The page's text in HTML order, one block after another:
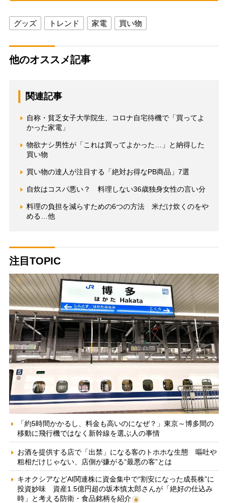
グッズ トレンド 家電 買い物
他のオススメ記事
関連記事
自称・貧乏女子大学院生、コロナ自宅待機で「買ってよ
かった家電」
物欲ナシ男性が「これは買ってよかった…」と納得した
買い物
買い物の達人が注目する「絶対お得なPB商品」7選
自炊はコスパ悪い？ 料理しない36歳独身女性の言い分
料理の負担を減らすための6つの方法 米だけ炊くのをや
める…他
注目TOPIC
「約5時間かかるし、料金も高いのになぜ？」東京～博多間の
移動に飛行機ではなく新幹線を選ぶ人の事情
お酒を提供する店で「出禁」になる客のトホホな生態 嘔吐や
粗相だけじゃない、店側が嫌がる“最悪の客”とは
キオクシアなどAI関連株に資金集中で“割安になった成長株”に
投資妙味 資産1.5億円超の坂本慎太郎さんが「絶好の仕込み
時」と考える防衛・食品銘柄を紹介